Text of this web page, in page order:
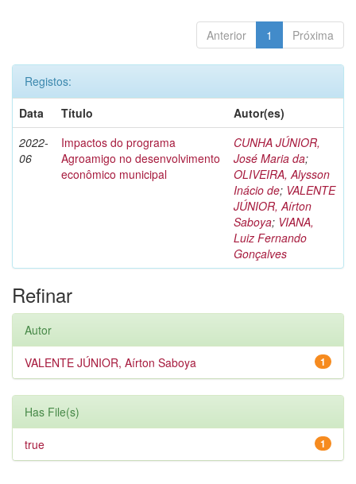
Anterior 1 Próxima
Registos:
Data
Título
Autor(es)
2022-
06
Impactos do programa
Agroamigo no desenvolvimento
econômico municipal
CUNHA JÚNIOR,
José Maria da;
OLIVEIRA, Alysson
Inácio de; VALENTE
JÚNIOR, Aírton
Saboya; VIANA,
Luiz Fernando
Gonçalves
Refinar
Autor
1
VALENTE JÚNIOR, Aírton Saboya
Has File(s)
1
true